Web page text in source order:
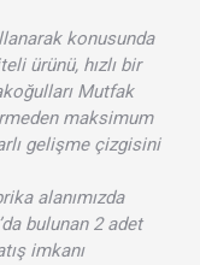
konusunda
ürünü, hızlı bir
Mutfak
maksimum
gelişme çizgisini
alanımızda
bulunan 2 adet
imkanı